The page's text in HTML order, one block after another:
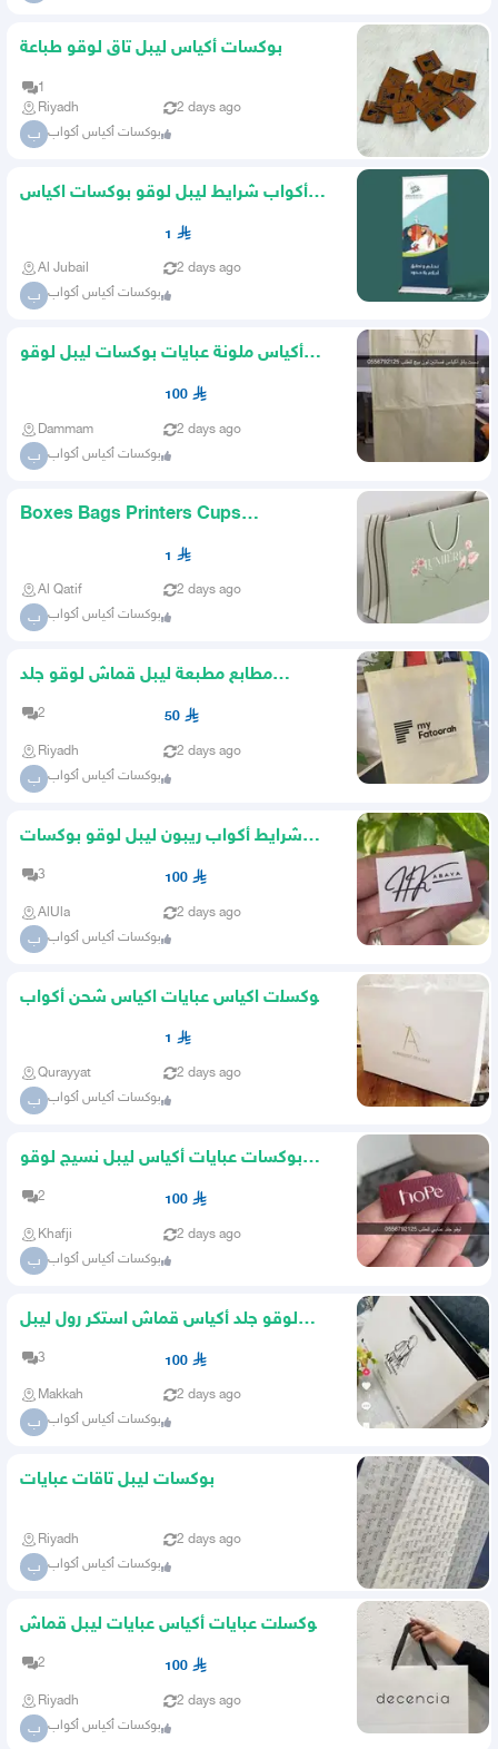
بوكسات أكياس ليبل تاق لوقو طباعة
1
Riyadh
2 days ago
ب بوكسات أكياس أكواب
أكواب شرايط ليبل لوقو بوكسات اكياس
1
Al Jubail 2 days ago
ب بوكسات أكياس أكواب
أكياس ملونة عبايات بوكسات ليبل لوقو
عبايات قماش ستكر كروت
100
Dammam 2 days ago
ب بوكسات أكياس أكواب
Boxes Bags Printers Cups
Advertising Al Mustaqbal Printing C
1
Al Qatif 2 days ago
ب بوكسات أكياس أكواب
مطابع مطبعة ليبل قماش لوقو جلد
بوكسات عبايات أكياس عبايات
2 50
Riyadh 2 days ago
ب بوكسات أكياس أكواب
شرايط أكواب ريبون ليبل لوقو بوكسات
أكياس عبايات كروت ستكر
3 100
AlUla 2 days ago
ب بوكسات أكياس أكواب
بوكسات اكياس عبايات اكياس شحن أكواب
1
Qurayyat 2 days ago
ب بوكسات أكياس أكواب
بوكسات عبايات أكياس ليبل نسيج لوقو
شرايط أكواب
2 100
Khafji 2 days ago
ب بوكسات أكياس أكواب
لوقو جلد أكياس قماش استكر رول ليبل
عبايات بوكسات أكياس
3 100
Makkah 2 days ago
ب بوكسات أكياس أكواب
بوكسات ليبل تاقات عبايات
Riyadh 2 days ago
ب بوكسات أكياس أكواب
بوكسات عبايات أكياس عبايات ليبل قماش
لوقو جلد تاق ستكر
2 100
Riyadh 2 days ago
ب بوكسات أكياس أكواب